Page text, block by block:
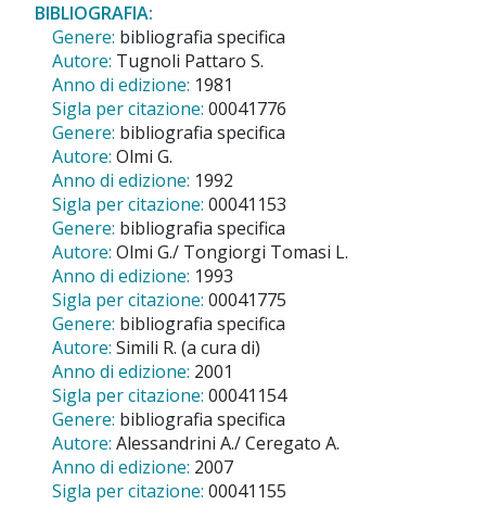
BIBLIOGRAFIA:
Genere: bibliografia specifica
Autore: Tugnoli Pattaro S.
Anno di edizione: 1981
Sigla per citazione: 00041776
Genere: bibliografia specifica
Autore: Olmi G.
Anno di edizione: 1992
Sigla per citazione: 00041153
Genere: bibliografia specifica
Autore: Olmi G./ Tongiorgi Tomasi L.
Anno di edizione: 1993
Sigla per citazione: 00041775
Genere: bibliografia specifica
Autore: Simili R. (a cura di)
Anno di edizione: 2001
Sigla per citazione: 00041154
Genere: bibliografia specifica
Autore: Alessandrini A./ Ceregato A.
Anno di edizione: 2007
Sigla per citazione: 00041155